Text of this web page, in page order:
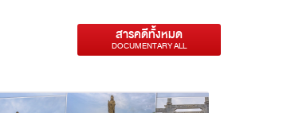
สารคดีทั้งหมด
DOCUMENTARY ALL